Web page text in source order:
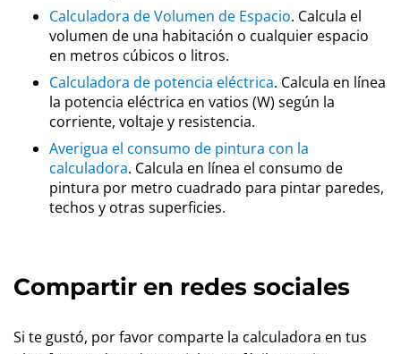
Calculadora de Volumen de Espacio. Calcula el
volumen de una habitación o cualquier espacio
en metros cúbicos o litros.
Calculadora de potencia eléctrica. Calcula en línea
la potencia eléctrica en vatios (W) según la
corriente, voltaje y resistencia.
Averigua el consumo de pintura con la
calculadora. Calcula en línea el consumo de
pintura por metro cuadrado para pintar paredes,
techos y otras superficies.
Compartir en redes sociales
Si te gustó, por favor comparte la calculadora en tus